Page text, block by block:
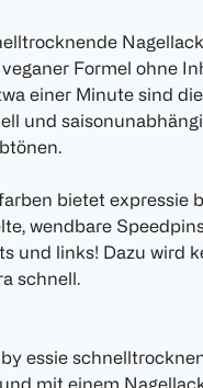
Formel ohne
einer Minute sind
und
bietet expressie
wendbare
und links! Dazu wird
schnell.
essie
mit einem